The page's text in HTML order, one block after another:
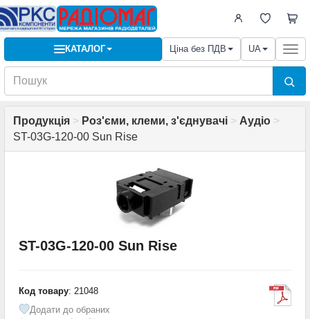
КАТАЛОГ Ціна без ПДВ UA
Продукція > Роз'єми, клеми, з'єднувачі > Аудіо >
ST-03G-120-00 Sun Rise
ST-03G-120-00 Sun Rise
Код товару: 21048
Додати до обраних